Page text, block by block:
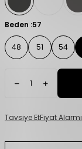
Beden :57
48 51 54
Tavsiye EtFiyat Alarmı